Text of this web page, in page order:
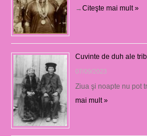
→Citeşte mai mult »
Cuvinte de duh ale
07/09/2023
Ziua şi noapte nu pot
mai mult »